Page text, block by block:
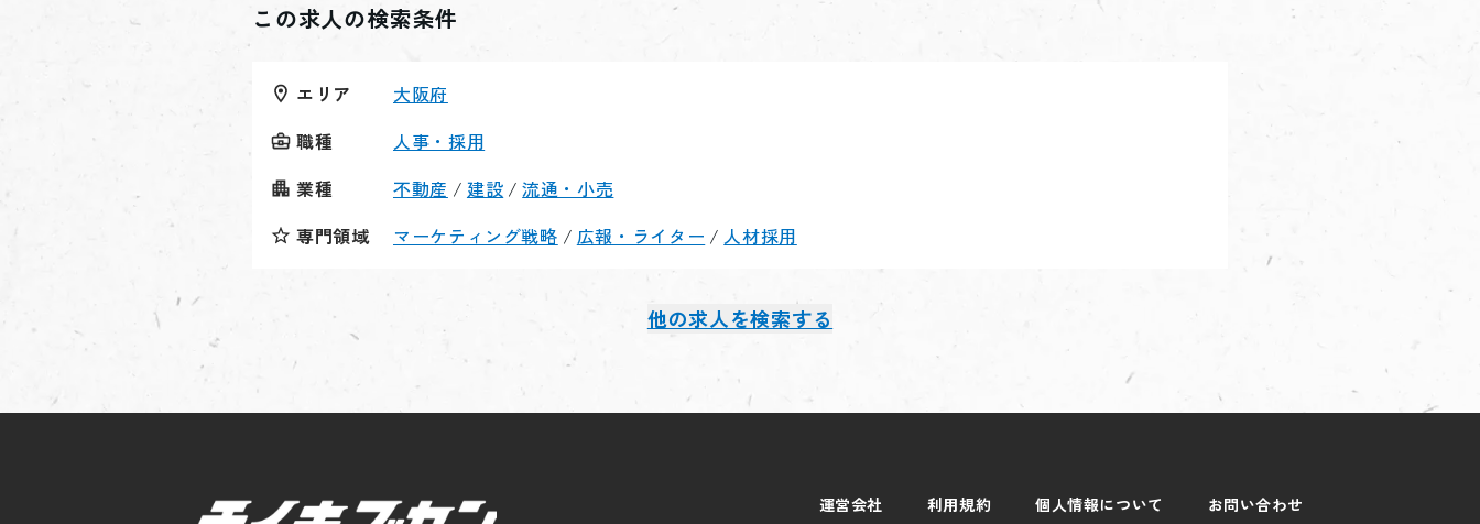
この求人の検索条件
エリア
大阪府
職種
人事・採用
業種
不動産 / 建設 / 流通・小売
専門領域
マーケティング戦略 / 広報・ライター / 人材採用
他の求人を検索する
運営会社 利用規約 個人情報について お問い合わせ